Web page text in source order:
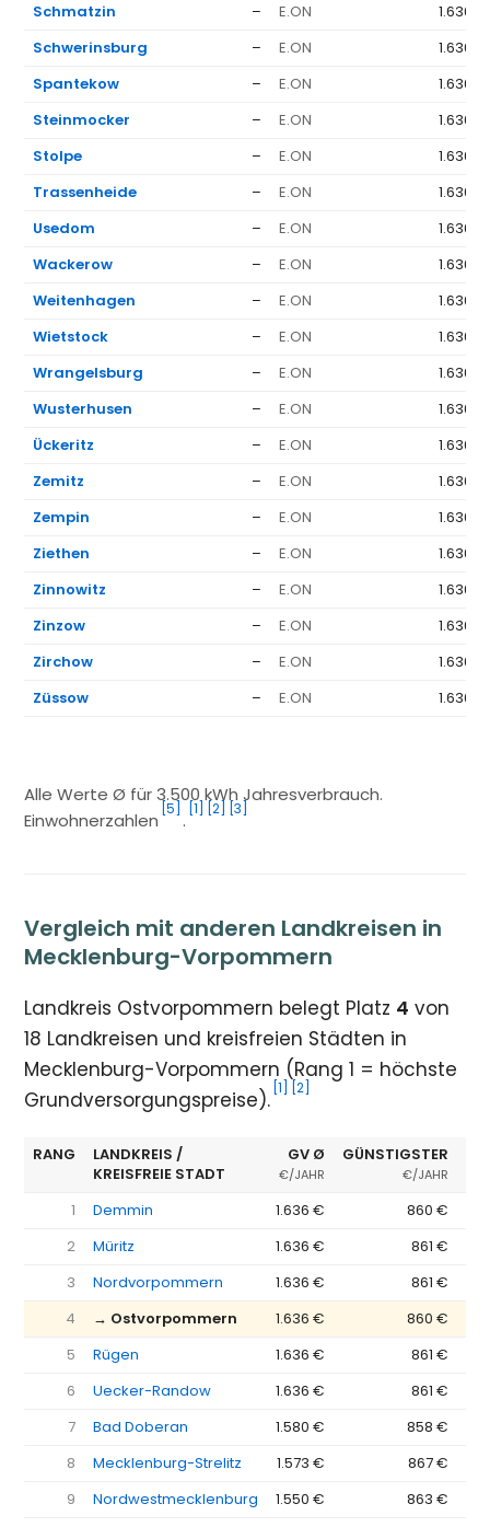
Schmatzin
– E.ON
1.636 €
Schwerinsburg
– E.ON
1.636 €
Spantekow
– E.ON
1.636 €
Steinmocker
– E.ON
1.636 €
Stolpe
– E.ON
1.636 €
Trassenheide
– E.ON
1.636 €
Usedom
– E.ON
1.636 €
Wackerow
– E.ON
1.636 €
Weitenhagen
– E.ON
1.636 €
Wietstock
– E.ON
1.636 €
Wrangelsburg
– E.ON
1.636 €
Wusterhusen
– E.ON
1.636 €
Ückeritz
– E.ON
1.636 €
Zemitz
– E.ON
1.636 €
Zempin
– E.ON
1.636 €
Ziethen
– E.ON
1.636 €
Zinnowitz
– E.ON
1.636 €
Zinzow
– E.ON
1.636 €
Zirchow
– E.ON
1.636 €
Züssow
– E.ON 1.636 €
Alle Werte Ø für 3.500 kWh Jahresverbrauch.
Einwohnerzahlen
[5]
.
[1] [2] [3]
Vergleich mit anderen Landkreisen in
Mecklenburg-Vorpommern
Landkreis Ostvorpommern belegt Platz 4 von
18 Landkreisen und kreisfreien Städten in
Mecklenburg-Vorpommern (Rang 1 = höchste
Grundversorgungspreise). [1] [2]
RANG
LANDKREIS /
KREISFREIE STADT
GV Ø
€/JAHR
GÜNSTIGSTER
€/JAHR
1 Demmin 1.636 €
860 €
2
Müritz 1.636 €
861 €
3
Nordvorpommern 1.636 €
861 €
4
→ Ostvorpommern 1.636 €
860 €
5
Rügen 1.636 €
861 €
6
Uecker-Randow 1.636 €
861 €
7
Bad Doberan 1.580 €
858 €
8
Mecklenburg-Strelitz 1.573 €
867 €
9
Nordwestmecklenburg 1.550 € 863 €